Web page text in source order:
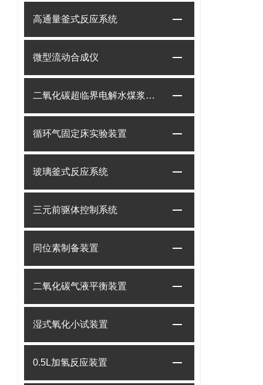
高通量釜式反应系统
微型流动合成仪
二氧化碳超临界电解水煤浆制甲烷装置
循环气固定床实验装置
玻璃釜式反应系统
三元前驱体控制系统
同位素制备装置
二氧化碳气液平衡装置
湿式氧化小试装置
0.5L加氢反应装置